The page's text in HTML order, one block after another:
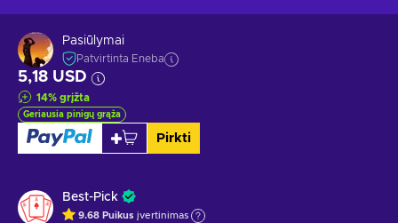
Pasiūlymai
Patvirtinta Eneba
5,18 USD
14% grįžta
Geriausia pinigų grąža
Pirkti
Best-Pick
9.68 Puikus įvertinimas